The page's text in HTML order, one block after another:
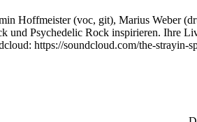
Hoffmeister (voc, git), Marius Weber
und Psychedelic Rock inspirieren. Ihre
https://soundcloud.com/the-strayin-